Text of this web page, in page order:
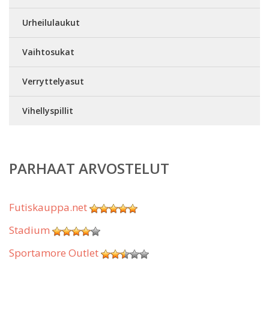
Urheilulaukut
Vaihtosukat
Verryttelyasut
Vihellyspillit
PARHAAT ARVOSTELUT
Futiskauppa.net
Stadium
Sportamore Outlet